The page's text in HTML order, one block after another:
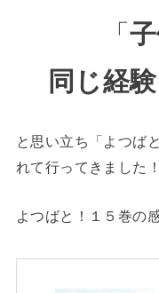
「
同じ経
と思い立ち「よつば
れて行ってきました！
よつばと！１５巻の